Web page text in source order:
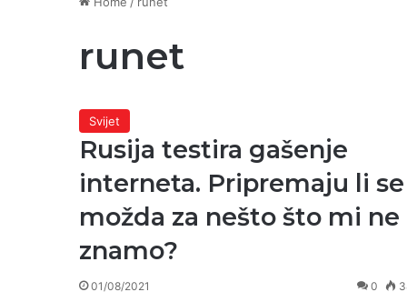
runet
Svijet
Rusija testira gašenje
interneta. Pripremaju li se
možda za nešto što mi ne
znamo?
01/08/2021 0